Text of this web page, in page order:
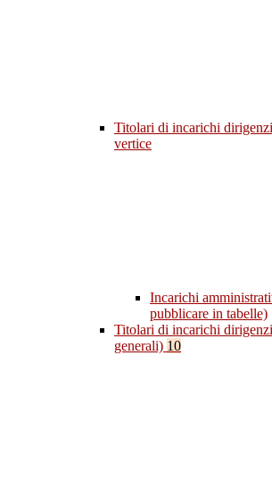
Titolari di incarichi
vertice
Incarichi
pubblicare in tabelle)
Titolari di incarichi
generali) 10